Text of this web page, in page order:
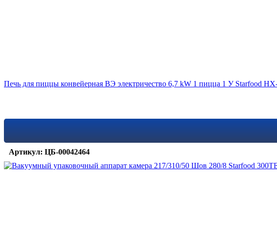
Печь для пиццы конвейерная ВЭ электричество 6,7 kW 1 пицца 1 У Starfood
Артикул: ЦБ-00042464